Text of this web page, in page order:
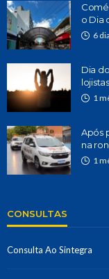
o Dia
6
Dia
lojistas
1
Após
na
1
CONSULTAS
Consulta Ao Sintegra